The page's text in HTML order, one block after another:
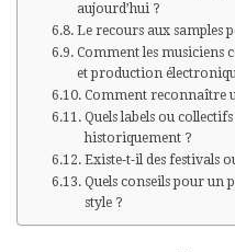
aujourd’hui ?
Le recours aux samples
Comment les musiciens
et production
Comment reconnaître
Quels labels ou
historiquement ?
Existe‑t‑il des festivals
Quels conseils pour un
style ?